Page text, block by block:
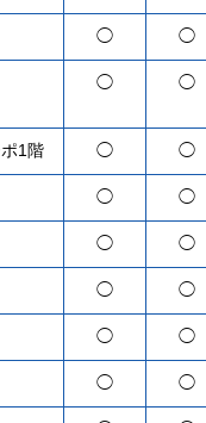
◯ ◯
◯ ◯
1階 ◯ ◯
◯ ◯
◯ ◯
◯ ◯
◯ ◯
◯ ◯